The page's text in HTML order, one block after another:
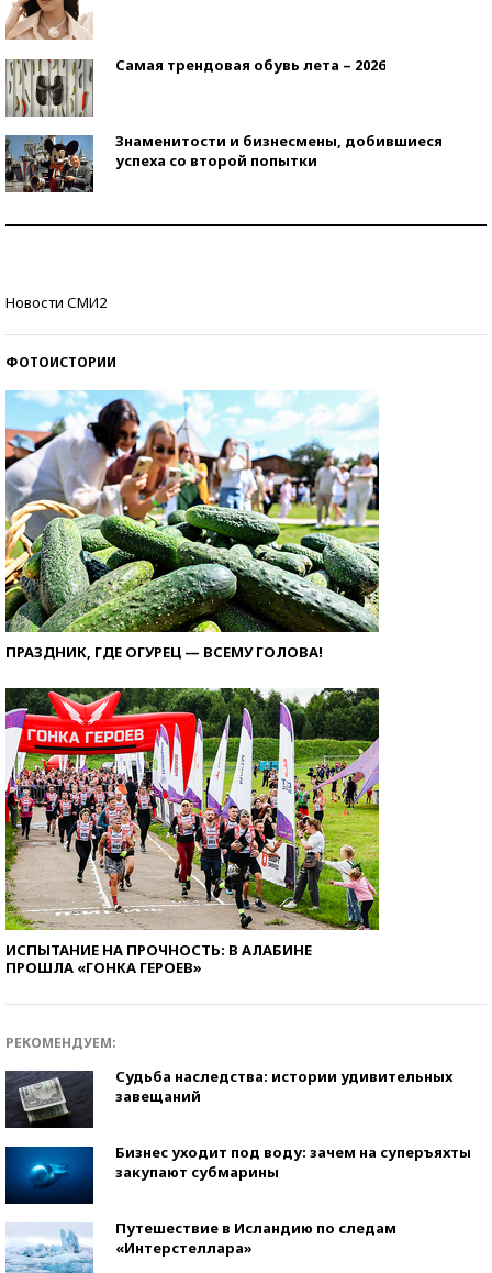
Самая трендовая обувь лета – 2026
Знаменитости и бизнесмены, добившиеся
успеха со второй попытки
Новости СМИ2
ФОТОИСТОРИИ
ПРАЗДНИК, ГДЕ ОГУРЕЦ — ВСЕМУ ГОЛОВА!
ИСПЫТАНИЕ НА ПРОЧНОСТЬ: В АЛАБИНЕ
ПРОШЛА «ГОНКА ГЕРОЕВ»
РЕКОМЕНДУЕМ:
Судьба наследства: истории удивительных
завещаний
Бизнес уходит под воду: зачем на суперъяхты
закупают субмарины
Путешествие в Исландию по следам
«Интерстеллара»